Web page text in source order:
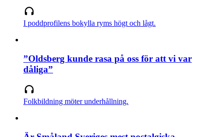
I poddprofilens bokylla ryms högt och lågt.
”Oldsberg kunde rasa på oss för att vi var
dåliga”
Folkbildning möter underhållning.